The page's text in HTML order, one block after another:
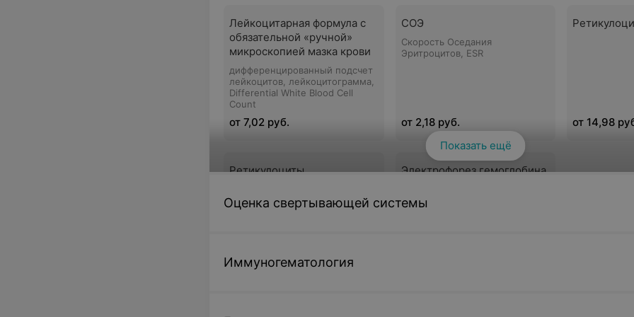
Лейкоцитарная формула с
обязательной «ручной»
микроскопией мазка крови
дифференцированный подсчет
лейкоцитов, лейкоцитограмма,
Differential White Blood Cell
Count
от 7,02 руб.
СОЭ
Скорость Оседания
Эритроцитов, ESR
от 2,18 руб. от 14,98
Ретикулоциты,
от 16,85 руб.
Электрофорез гемоглобина.
от 159,47 руб.
Показать ещё
Оценка свертывающей системы
Иммуногематология